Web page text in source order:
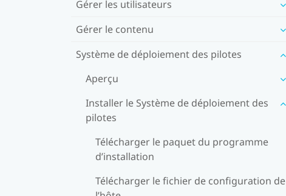
Gérer les utilisateurs
Gérer le contenu
Système de déploiement des pilotes
Aperçu
Installer le Système de déploiement des
pilotes
Télécharger le paquet du programme
d’installation
Télécharger le fichier de configuration de